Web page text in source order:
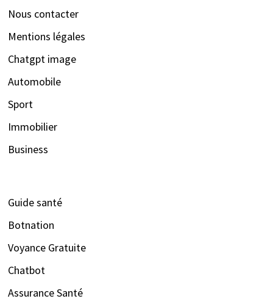
Nous contacter
Mentions légales
Chatgpt image
Automobile
Sport
Immobilier
Business
Guide santé
Botnation
Voyance Gratuite
Chatbot
Assurance Santé